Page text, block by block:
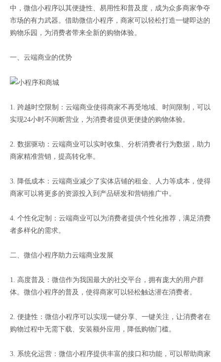
中，微信小程序以其便捷性、易用性和普及度，成为众多商家争夺
市场的有力武器。借助微信小程序，商家可以轻松打造一键即达的
购物乐园，为消费者带来全新的购物体验。
一、云端商业的优势
1. 跨越时空限制：云端商业使得商家不再受地域、时间限制，可以
实现24小时不间断营业，为消费者提供更便捷的购物体验。
2. 数据驱动：云端商业可以实时收集、分析消费者行为数据，助力
商家精准营销，提高转化率。
3. 降低成本：云端商业减少了实体店铺的租金、人力等成本，使得
商家可以将更多的资源投入到产品研发和营销推广中。
4. 个性化定制：云端商业可以为消费者提供个性化推荐，满足消费
者多样化的需求。
二、微信小程序助力云端商业发展
1. 高度普及：微信作为我国最大的社交平台，拥有庞大的用户群
体。微信小程序的普及，使得商家可以轻松触达潜在消费者。
2. 便捷性：微信小程序可以实现一键分享、一键关注，让消费者在
购物过程中无需下载、安装额外应用，降低购物门槛。
3. 系统化运营：微信小程序提供丰富的接口和功能，可以帮助商家